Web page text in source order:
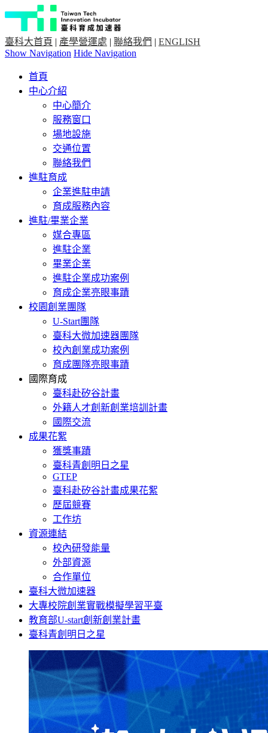
臺科大首頁 | 產學營運處 | 聯絡我們 | ENGLISH
Show Navigation Hide Navigation
首頁
中心介紹
中心簡介
服務窗口
場地設施
交通位置
聯絡我們
進駐育成
企業進駐申請
育成服務內容
進駐/畢業企業
媒合專區
進駐企業
畢業企業
進駐企業成功案例
育成企業亮眼事蹟
校園創業團隊
U-Start團隊
臺科大微加速器團隊
校內創業成功案例
育成團隊亮眼事蹟
國際育成
臺科赴矽谷計畫
外籍人才創新創業培訓計畫
國際交流
成果花絮
獲獎事蹟
臺科青創明日之星
GTEP
臺科赴矽谷計畫成果花絮
歷屆競賽
工作坊
資源連結
校內研發能量
外部資源
合作單位
臺科大微加速器
大專校院創業實戰模擬學習平臺
教育部U-start創新創業計畫
臺科青創明日之星